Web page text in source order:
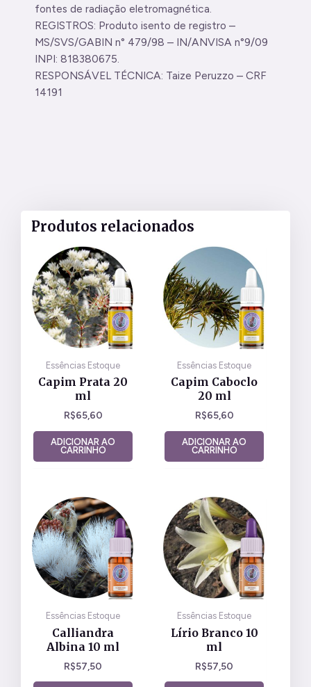
fontes de radiação eletromagnética.
REGISTROS: Produto isento de registro –
MS/SVS/GABIN n° 479/98 – IN/ANVISA n°9/09
INPI: 818380675.
RESPONSÁVEL TÉCNICA: Taize Peruzzo – CRF
14191
Produtos relacionados
Essências Estoque
Capim Prata 20
ml
R$65,60
ADICIONAR AO
CARRINHO
Essências Estoque
Capim Caboclo
20 ml
R$65,60
ADICIONAR AO
CARRINHO
Essências Estoque
Calliandra
Albina 10 ml
R$57,50
Essências Estoque
Lírio Branco 10
ml
R$57,50